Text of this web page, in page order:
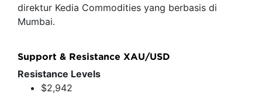
direktur Kedia Commodities yang berbasis di
Mumbai.
Support & Resistance XAU/USD
Resistance Levels
$2,942